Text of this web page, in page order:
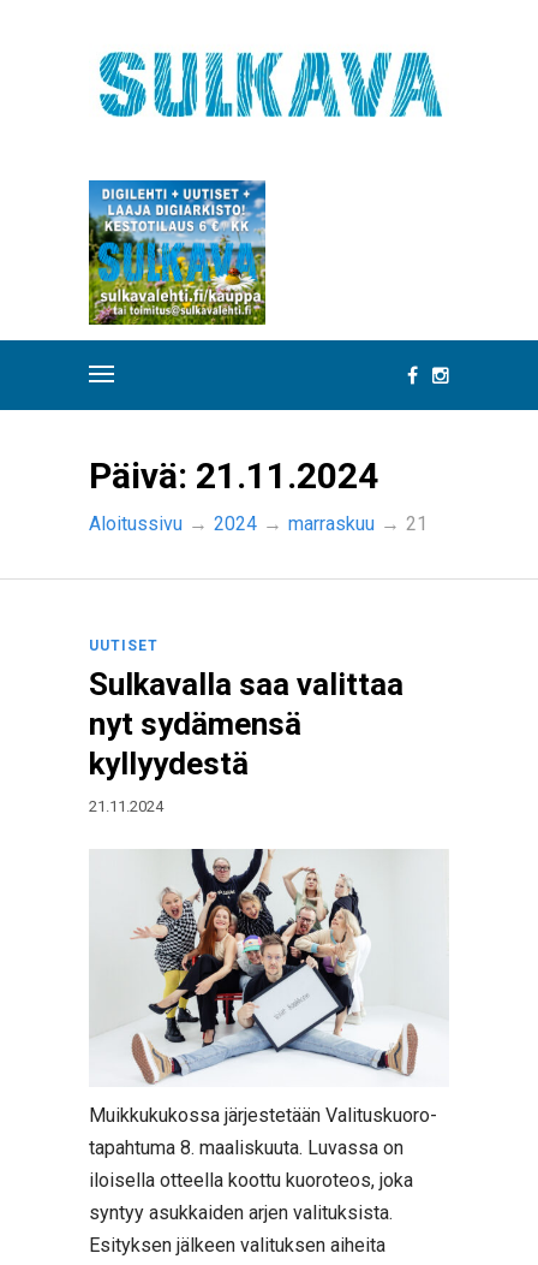
Päivä: 21.11.2024
Aloitussivu → 2024 → marraskuu → 21
UUTISET
Sulkavalla saa valittaa
nyt sydämensä
kyllyydestä
21.11.2024
Muikkukukossa järjestetään Valituskuoro-
tapahtuma 8. maaliskuuta. Luvassa on
iloisella otteella koottu kuoroteos, joka
syntyy asukkaiden arjen valituksista.
Esityksen jälkeen valituksen aiheita